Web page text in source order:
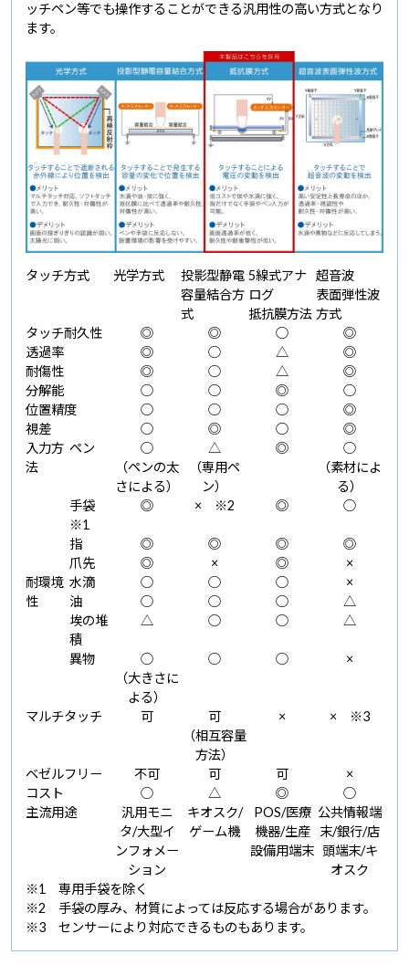
ッチペン等でも操作することができる汎用性の高い方式となり
ます。
タッチ方式 光学方式
投影型静電
容量結合方
式
5線式アナ
ログ
抵抗膜方法
超音波
表面弾性波
方式
タッチ耐久性
◎ ◎ ○
◎
透過率
◎ ○ △
◎
耐傷性
◎ ○ △
◎
分解能
○ ○ ◎
○
位置精度
○ ○ ○
◎
視差
○ ◎ ○
◎
入力方
法
ペン
○
（ペンの太
さによる）
△
（専用ペ
ン）
◎
○
（素材によ
る）
手袋
※1
◎ × ※2 ◎ ○
指 ◎ ◎ ◎
◎
爪先
◎ × ◎
×
耐環境
性
水滴 ○ ○ ○
×
油
○ ○ ○
△
埃の堆
積
△ ○ ○ △
異物
○
（大きさに
よる）
○ ○ ×
マルチタッチ 可
可
（相互容量
方法）
× × ※3
ベゼルフリー 不可 可 可
×
コスト
○ △ ◎
○
主流用途
汎用モニ
タ/大型イ
ンフォメー
ション
キオスク/
ゲーム機
POS/医療
機器/生産
設備用端末
公共情報端
末/銀行/店
頭端末/キ
オスク
※1 専用手袋を除く
※2 手袋の厚み、材質によっては反応する場合があります。
※3 センサーにより対応できるものもあります。